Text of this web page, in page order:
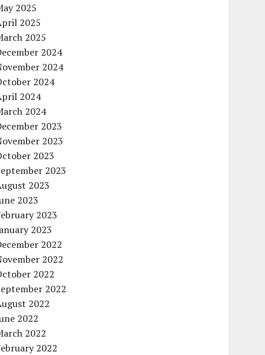
2025
2025
2025
2024
2024
2024
2024
2024
2023
2023
2023
2023
2023
2023
2023
2023
2022
2022
2022
2022
2022
2022
2022
2022